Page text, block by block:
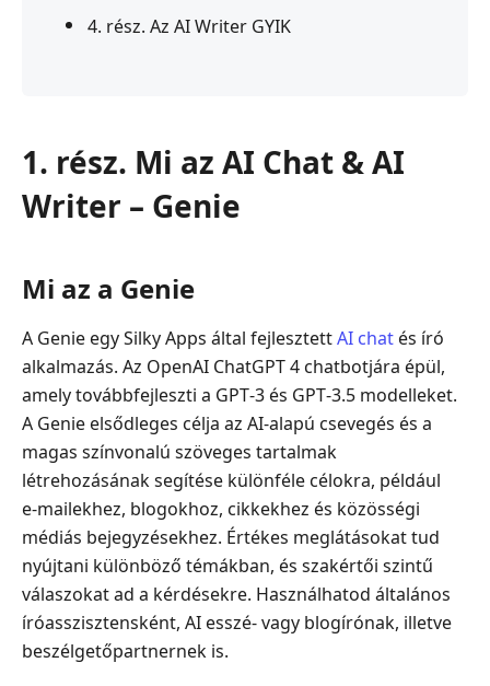
4. rész. Az AI Writer GYIK
1. rész. Mi az AI Chat & AI
Writer – Genie
Mi az a Genie
A Genie egy Silky Apps által fejlesztettAI chat és író
alkalmazás. Az OpenAI ChatGPT 4 chatbotjára épül,
amely továbbfejleszti a GPT‑3 és GPT‑3.5 modelleket.
A Genie elsődleges célja az AI‑alapú csevegés és a
magas színvonalú szöveges tartalmak
létrehozásának segítése különféle célokra, például
e‑mailekhez, blogokhoz, cikkekhez és közösségi
médiás bejegyzésekhez. Értékes meglátásokat tud
nyújtani különböző témákban, és szakértői szintű
válaszokat ad a kérdésekre. Használhatod általános
íróasszisztensként, AI esszé‑ vagy blogírónak, illetve
beszélgetőpartnernek is.